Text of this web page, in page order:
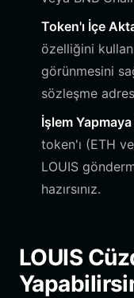
Token'ı İçe
özelliğini
görünmesini
sözleşme
İşlem Yapmaya
token'ı (ETH
LOUIS
hazırsınız.
LOUIS